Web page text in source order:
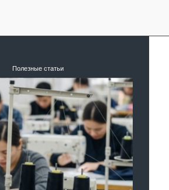
Полезные статьи